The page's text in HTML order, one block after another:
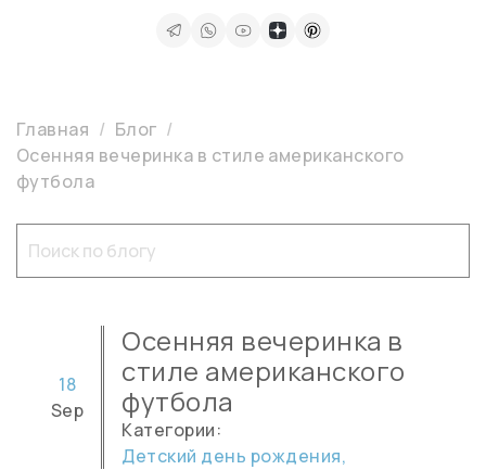
Главная
Блог
Осенняя вечеринка в стиле американского
футбола
Осенняя вечеринка в
стиле американского
футбола
18
Sep
Категории:
Детский день рождения,